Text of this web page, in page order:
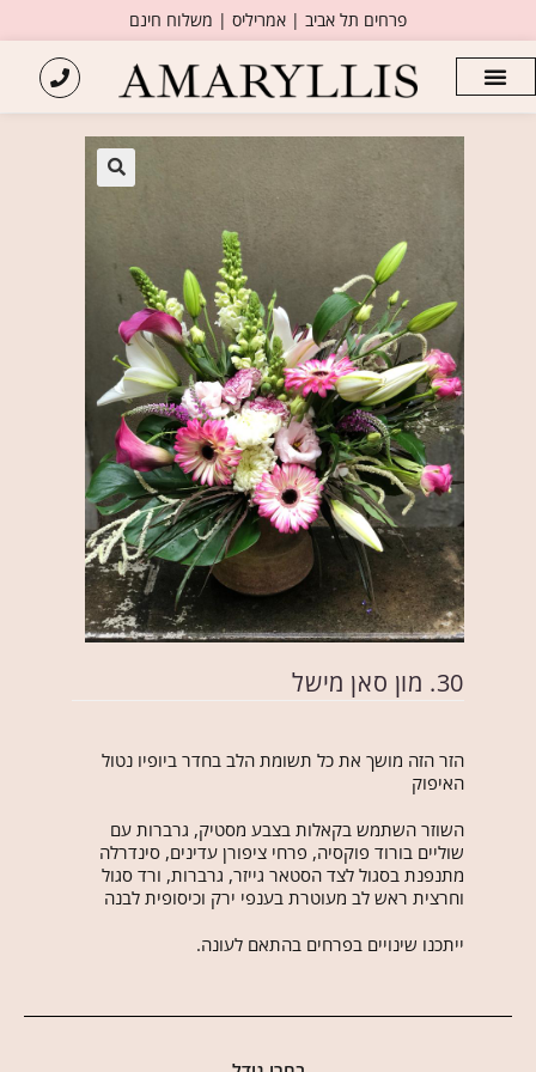
פרחים תל אביב | אמריליס | משלוח חינם
30. מון סאן מישל
הזר הזה מושך את כל תשומת הלב בחדר ביופיו נטול
האיפוק
השוזר השתמש בקאלות בצבע מסטיק, גרברות עם
שוליים בורוד פוקסיה, פרחי ציפורן עדינים, סינדרלה
מתנפנת בסגול לצד הסטאר גייזר, גרברות, ורד סגול
וחרצית ראש לב מעוטרת בענפי ירק וכיסופית לבנה
ייתכנו שינויים בפרחים בהתאם לעונה.